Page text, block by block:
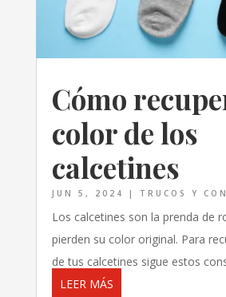
Cómo
color de los
calcetines
JUN 5, 2024 | TRUCOS Y
Los calcetines son la prenda de
pierden su color original. Para
de tus calcetines sigue estos
LEER MÁS